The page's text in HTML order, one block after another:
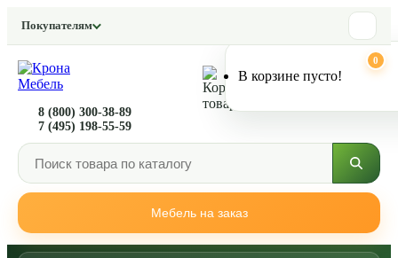
Покупателям
Мебель на заказ
8 (800) 300-38-89
7 (495) 198-55-59
0
В корзине пусто!